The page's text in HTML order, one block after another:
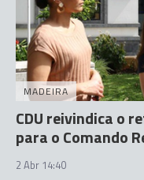
MADEIRA
CDU reivindica o
para o Comando
2 Abr 14:40